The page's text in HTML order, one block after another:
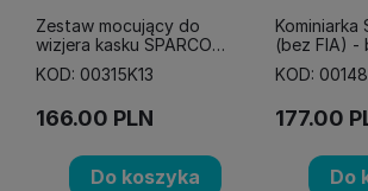
Zestaw mocujący do
wizjera kasku SPARCO
PRIME RF-10W
SUPERCARBON
KOD: 00315K13
166.00 PLN
Do koszyka
Kominiarka
(bez FIA) -
KOD:
177.00
Do